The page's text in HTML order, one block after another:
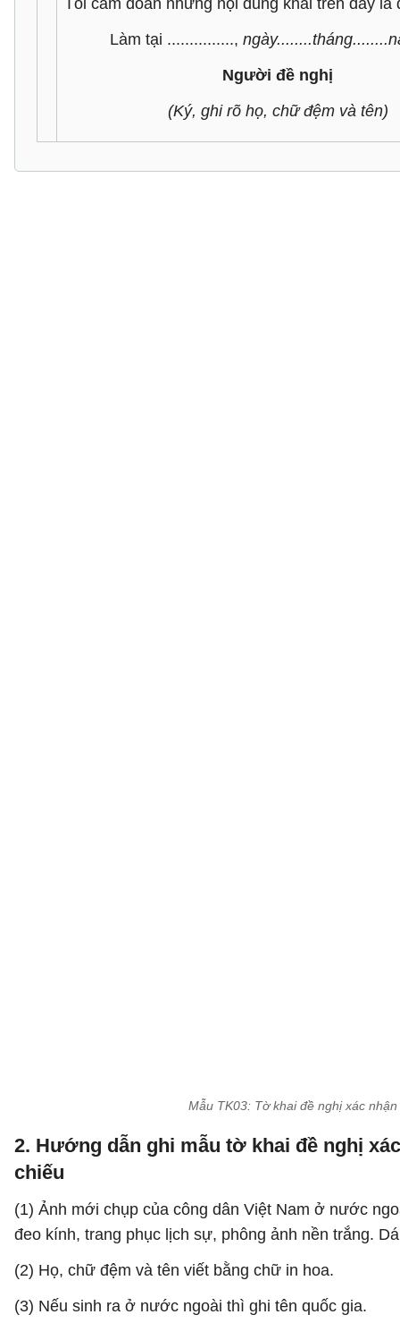
Tôi cam đoan những nội dung khai trên đây
Làm tại ...............,
Người đề nghị
(Ký, ghi rõ họ, chữ đệm và tên)
Mẫu TK03: Tờ khai đề nghị xác
2. Hướng dẫn ghi mẫu tờ khai đề nghị
chiếu
(1) Ảnh mới chụp của công dân Việt Nam ở nước
đeo kính, trang phục lịch sự, phông ảnh nền trắng.
(2) Họ, chữ đệm và tên viết bằng chữ in hoa.
(3) Nếu sinh ra ở nước ngoài thì ghi tên quốc gia.